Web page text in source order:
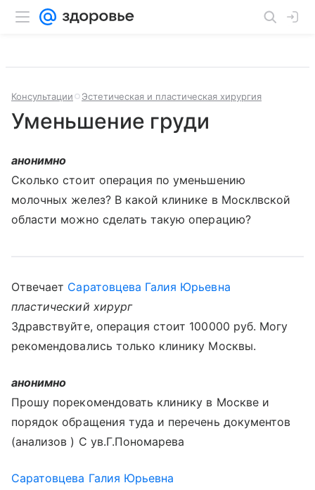
Консультации Эстетическая и пластическая хирургия
Уменьшение груди
анонимно
Сколько стоит операция по уменьшению
молочных желез? В какой клинике в Москлвской
области можно сделать такую операцию?
Отвечает Саратовцева Галия Юрьевна
пластический хирург
Здравствуйте, операция стоит 100000 руб. Могу
рекомендовались только клинику Москвы.
анонимно
Прошу порекомендовать клинику в Москве и
порядок обращения туда и перечень документов
(анализов ) С ув.Г.Пономарева
Саратовцева Галия Юрьевна